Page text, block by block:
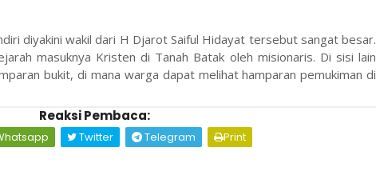
diyakini wakil dari H Djarot Saiful Hidayat tersebut sangat besar.
masuknya Kristen di Tanah Batak oleh misionaris. Di sisi lain
bukit, di mana warga dapat melihat hamparan pemukiman di
Reaksi Pembaca:
Twitter Telegram Print